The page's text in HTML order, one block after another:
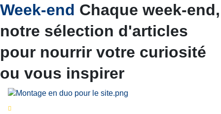
Week-end Chaque week-end,
notre sélection d'articles
pour nourrir votre curiosité
ou vous inspirer